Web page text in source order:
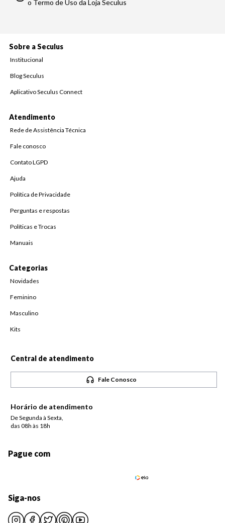
o Termo de Uso da Loja Seculus
Sobre a Seculus
Institucional
Blog Seculus
Aplicativo Seculus Connect
Atendimento
Rede de Assistência Técnica
Fale conosco
Contato LGPD
Ajuda
Política de Privacidade
Perguntas e respostas
Políticas e Trocas
Manuais
Categorias
Novidades
Feminino
Masculino
Kits
Central de atendimento
Fale Conosco
Horário de atendimento
De Segunda à Sexta,
das 08h às 18h
Pague com
Siga-nos